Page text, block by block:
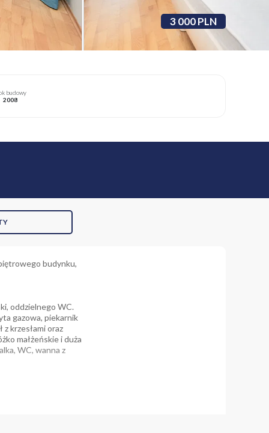
3 000 PLN
budowy
2008
budynku,
oddzielnego WC.
gazowa, piekarnik
krzesłami oraz
małżeńskie i duża
WC, wanna z